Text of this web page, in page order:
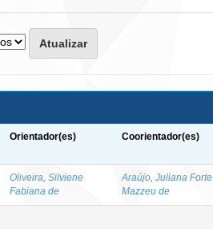
Orientador(es) Coorientador(es)
Oliveira, Silviene
Fabiana de
Araújo, Juliana Forte
Mazzeu de